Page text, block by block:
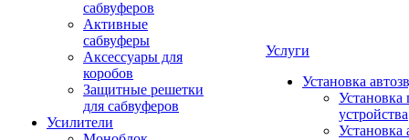
сабвуферов
Активные
сабвуферы
Аксессуары для
коробов
Защитные решетки
для сабвуферов
Усилители
Услуги
Установка
Установка
устройства
Установка